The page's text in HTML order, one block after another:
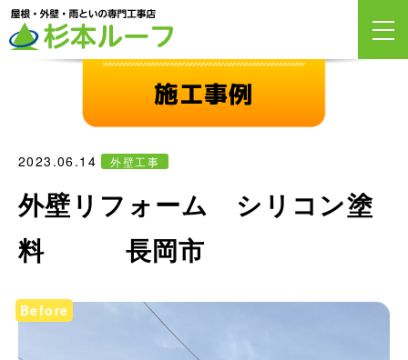
施工事例
2023.06.14 外壁工事
外壁リフォーム シリコン塗
料 長岡市